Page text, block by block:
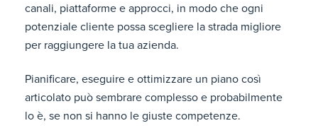
canali, piattaforme e approcci, in modo che ogni
potenziale cliente possa scegliere la strada migliore
per raggiungere la tua azienda.
Pianificare, eseguire e ottimizzare un piano così
articolato può sembrare complesso e probabilmente
lo è, se non si hanno le giuste competenze.